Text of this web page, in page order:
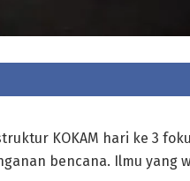
KOKAM hari ke 3
bencana. Ilmu yang